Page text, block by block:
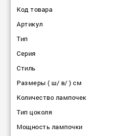
Код товара
Артикул
Тип
Серия
Стиль
Размеры ( ш/ в/ ) см
Количество лампочек
Тип цоколя
Мощность лампочки